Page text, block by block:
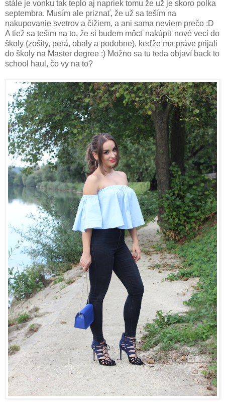
stále je vonku tak teplo aj napriek tomu že už je skoro polka
septembra. Musím ale priznať, že už sa teším na
nakupovanie svetrov a čižiem, a ani sama neviem prečo :D
A tiež sa teším na to, že si budem môcť nakúpiť nové veci do
školy (zošity, perá, obaly a podobne), keďže ma práve prijali
do školy na Master degree :) Možno sa tu teda objaví back to
school haul, čo vy na to?